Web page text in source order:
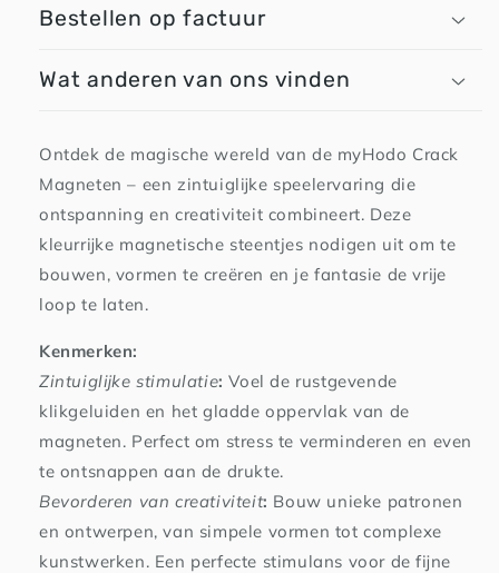
Bestellen op factuur
Wat anderen van ons vinden
Ontdek de magische wereld van de myHodo Crack
Magneten – een zintuiglijke speelervaring die
ontspanning en creativiteit combineert. Deze
kleurrijke magnetische steentjes nodigen uit om te
bouwen, vormen te creëren en je fantasie de vrije
loop te laten.
Kenmerken:
Zintuiglijke stimulatie: Voel de rustgevende
klikgeluiden en het gladde oppervlak van de
magneten. Perfect om stress te verminderen en even
te ontsnappen aan de drukte.
Bevorderen van creativiteit: Bouw unieke patronen
en ontwerpen, van simpele vormen tot complexe
kunstwerken. Een perfecte stimulans voor de fijne